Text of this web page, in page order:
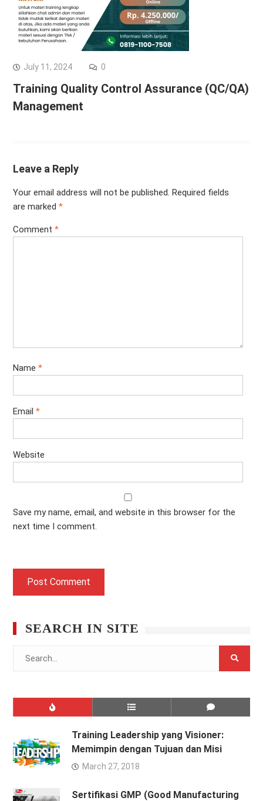
July 11, 2024 0
Training Quality Control Assurance (QC/QA)
Management
Leave a Reply
Your email address will not be published. Required fields
are marked *
Comment *
Name *
Email *
Website
Save my name, email, and website in this browser for the
next time I comment.
SEARCH IN SITE
Training Leadership yang Visioner:
Memimpin dengan Tujuan dan Misi
March 27, 2018
Sertifikasi GMP (Good Manufacturing